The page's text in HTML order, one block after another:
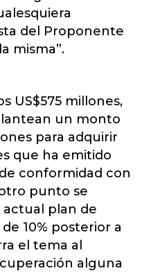
del Proponente
misma”.
US$575 millones,
un monto
para adquirir
que ha emitido
conformidad con
punto se
plan de
10% posterior a
el tema al
alguna